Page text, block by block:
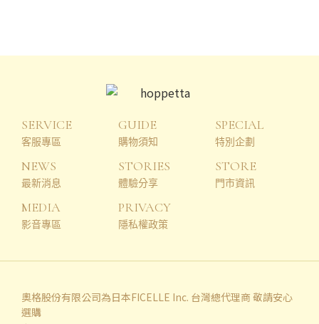
SERVICE
客服專區
GUIDE
購物須知
SPECIAL
特別企劃
NEWS
最新消息
STORIES
體驗分享
STORE
門市資訊
MEDIA
影音專區
PRIVACY
隱私權政策
奧格股份有限公司為日本FICELLE Inc. 台灣總代理商 敬請安心
選購